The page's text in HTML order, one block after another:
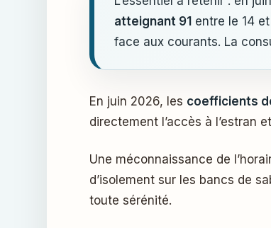
atteignant 91 entre le 14
face aux courants. La
En juin 2026, les coefficients
directement l’accès à l’estran
Une méconnaissance de
d’isolement sur les bancs de
toute sérénité.